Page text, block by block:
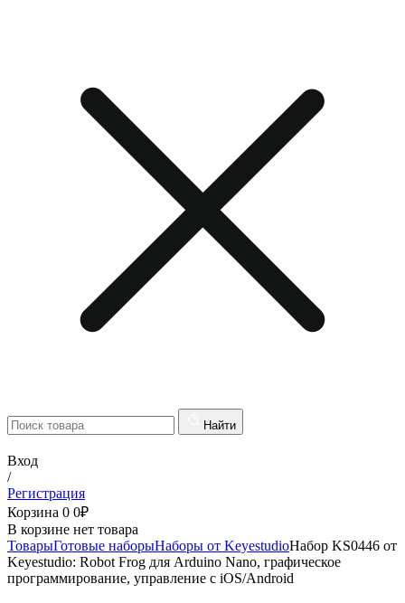
Найти
Вход
/
Регистрация
Корзина 0 0₽
В корзине нет товара
ТоварыГотовые наборыНаборы от KeyestudioНабор KS0446 от
Keyestudio: Robot Frog для Arduino Nano, графическое
программирование, управление с iOS/Android